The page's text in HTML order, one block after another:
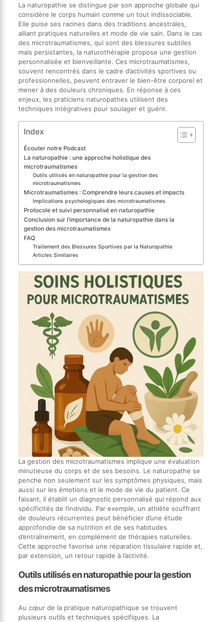
La naturopathie se distingue par son approche globale qui
considère le corps humain comme un tout indissociable.
Elle puise ses racines dans des traditions ancestrales,
alliant pratiques naturelles et mode de vie sain. Dans le cas
des microtraumatismes, qui sont des blessures subtiles
mais persistantes, la naturothérapie propose une gestion
personnalisée et bienveillante. Ces microtraumatismes,
souvent rencontrés dans le cadre d’activités sportives ou
professionnelles, peuvent entraver le bien-être corporel et
mener à des douleurs chroniques. En réponse à ces
enjeux, les praticiens naturopathes utilisent des
techniques intégratives pour soulager et guérir.
Index
Écouter notre Podcast
La naturopathie : une approche holistique des
microtraumatismes
Outils utilisés en naturopathie pour la gestion des
microtraumatismes
Microtraumatismes : Comprendre leurs causes et impacts
Implications psychologiques des microtraumatismes
Protocole et suivi personnalisé en naturopathie
Conclusion sur l’importance de la naturopathie dans la
gestion des microtraumatismes
FAQ
Traitement des Blessures Sportives par la Naturopathie
Articles Similaires
La gestion des microtraumatismes implique une évaluation
minutieuse du corps et de ses besoins. Le naturopathe se
penche non seulement sur les symptômes physiques, mais
aussi sur les émotions et le mode de vie du patient. Ce
faisant, il établit un diagnostic personnalisé qui répond aux
spécificités de l’individu. Par exemple, un athlète souffrant
de douleurs récurrentes peut bénéficier d’une étude
approfondie de sa nutrition et de ses habitudes
d’entraînement, en complément de thérapies naturelles.
Cette approche favorise une réparation tissulaire rapide et,
par extension, un retour rapide à l’activité.
Outils utilisés en naturopathie pour la gestion
des microtraumatismes
Au cœur de la pratique naturopathique se trouvent
plusieurs outils et techniques spécifiques. La